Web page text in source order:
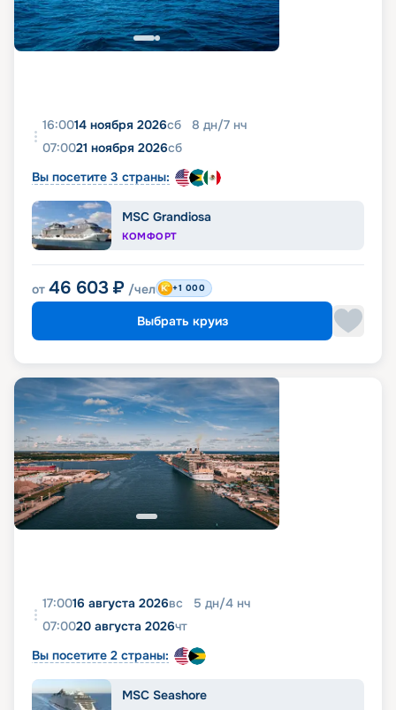
16:0014 ноября 2026сб 8 дн/7 нч
07:0021 ноября 2026сб
Вы посетите 3 страны:
MSC Grandiosa
КОМФОРТ
от 46 603 ₽ /чел +1 000
Выбрать круиз
17:0016 августа 2026вс 5 дн/4 нч
07:0020 августа 2026чт
Вы посетите 2 страны:
MSC Seashore